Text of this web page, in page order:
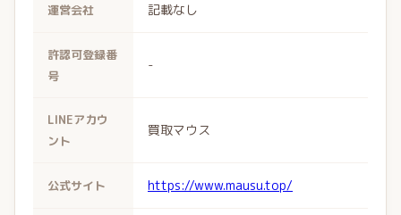
運営会社 記載なし
許認可登録番
号
-
LINEアカウ
ント
買取マウス
公式サイト https://www.mausu.top/